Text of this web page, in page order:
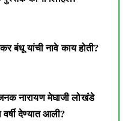
बंधू यांची नावे काय होती?
नारायण मेघाजी लोखंडे
वर्षी देण्यात आली?